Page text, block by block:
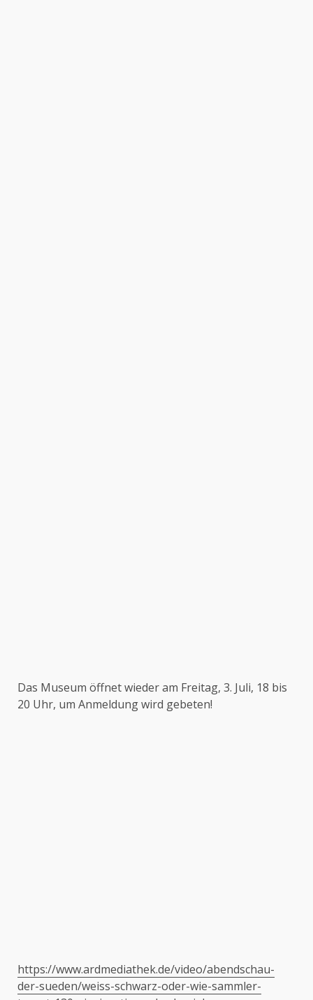
Das Museum öffnet wieder am Freitag, 3. Juli, 18 bis
20 Uhr, um Anmeldung wird gebeten!
https://www.ardmediathek.de/video/abendschau-
der-sueden/weiss-schwarz-oder-wie-sammler-